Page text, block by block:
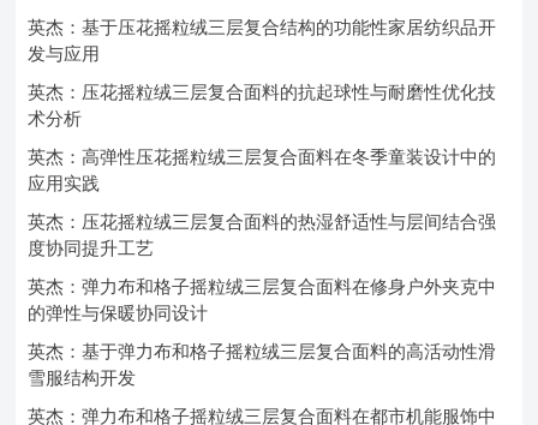
英杰：基于压花摇粒绒三层复合结构的功能性家居纺织品开
发与应用
英杰：压花摇粒绒三层复合面料的抗起球性与耐磨性优化技
术分析
英杰：高弹性压花摇粒绒三层复合面料在冬季童装设计中的
应用实践
英杰：压花摇粒绒三层复合面料的热湿舒适性与层间结合强
度协同提升工艺
英杰：弹力布和格子摇粒绒三层复合面料在修身户外夹克中
的弹性与保暖协同设计
英杰：基于弹力布和格子摇粒绒三层复合面料的高活动性滑
雪服结构开发
英杰：弹力布和格子摇粒绒三层复合面料在都市机能服饰中